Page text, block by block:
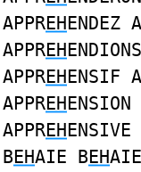
APPREHENDEZ
APPREH
APPREHENSIF
APPREHENSION
APPREHENSIVE
BEHAIE BEH